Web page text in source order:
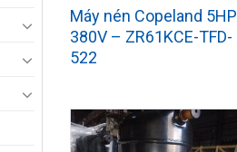
Máy nén Copeland 5HP
380V – ZR61KCE-TFD-
522